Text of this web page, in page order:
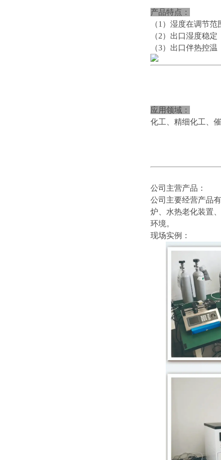
产品特点：
（1）湿度在调节
（2）出口湿度稳
（3）出口伴热控
应用领域：
化工、精细化工、
公司主营产品：
公司主要经营产品
炉、水热老化装置
环境。
现场实例：